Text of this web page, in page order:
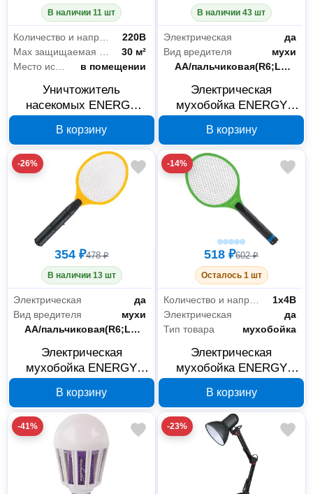
В наличии 11 шт
Количество и напряжение элементов питания
220В
Max защищаемая площадь
30 м²
в помещении
Уничтожитель
насекомых ENERGY
В корзину
В наличии 43 шт
Электрическая
да
Вид вредителя
мухи
Элементы питания
AA/пальчиковая(R6;LR6;FR6)
Электрическая
мухобойка ENERGY
В корзину
-26%
354 ₽478 ₽
В наличии 13 шт
Электрическая
да
Вид вредителя
мухи
Элементы питания
AA/пальчиковая(R6;LR6;FR6)
Электрическая
мухобойка ENERGY
В корзину
-14%
518 ₽602 ₽
Осталось 1 шт
Количество и напряжение элементов питания
1х4В
Электрическая
да
Тип товара
мухобойка
Электрическая
мухобойка ENERGY
В корзину
-41% -23%